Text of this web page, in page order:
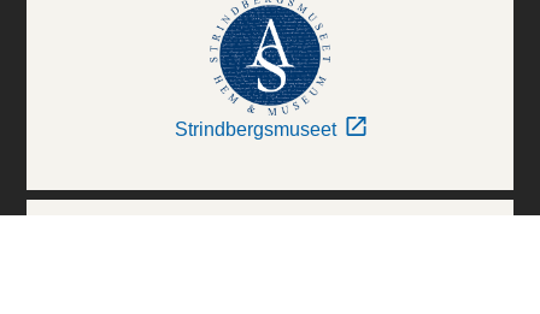
Strindbergsmuseet